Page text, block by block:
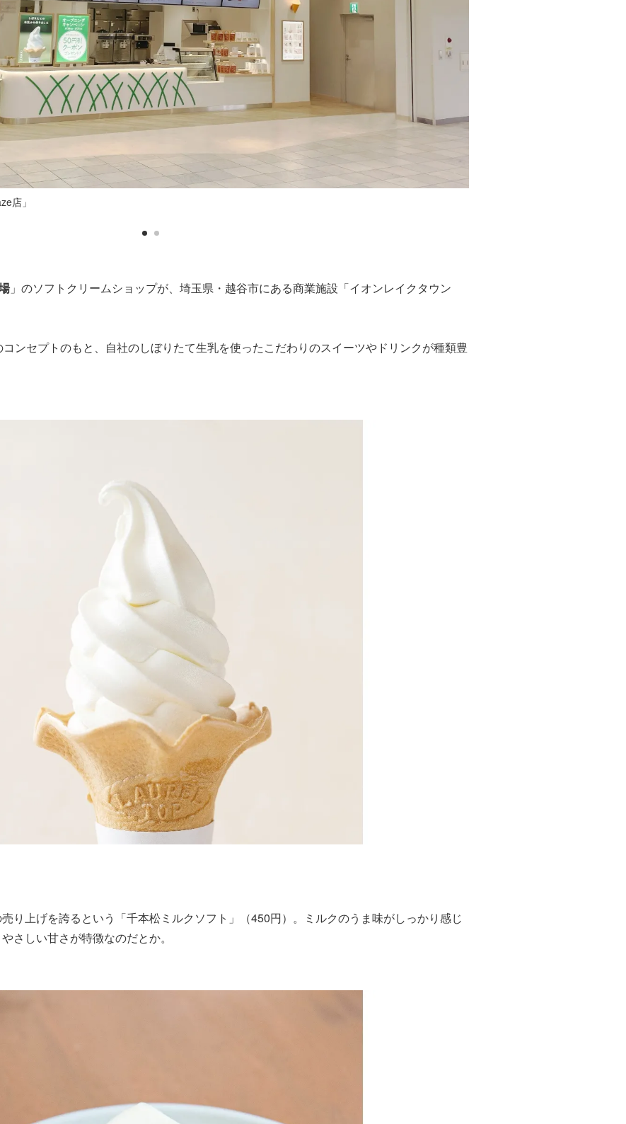
店」
」のソフトクリームショップが、埼玉県・越谷市にある商業施設「イオンレイクタウン
コンセプトのもと、自社のしぼりたて生乳を使ったこだわりのスイーツやドリンクが種類豊
り上げを誇るという「千本松ミルクソフト」（450円）。ミルクのうま味がしっかり感じ
さしい甘さが特徴なのだとか。